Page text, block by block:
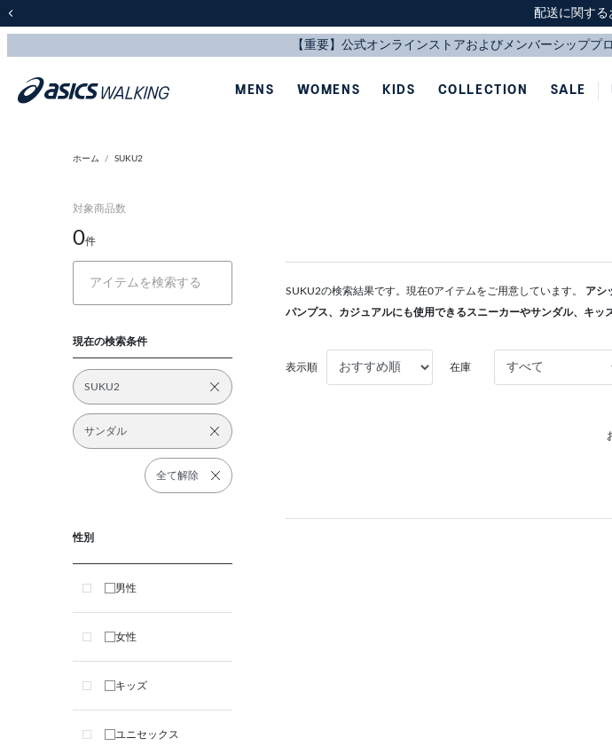
スクスク（SUKU2）
配送に関する
スクスク（SUKU2）
配送に関する
MENS WOMENS KIDS COLLECTION SALE
ホーム SUKU2
対象商品数
0件
現在の検索条件
SUKU2
サンダル
全て解除
性別
男性
女性
キッズ
ユニセックス
SUKU2の検索結果です。現在0アイテムをご用意しています。 アシ
パンプス、カジュアルにも使用できるスニーカーやサンダル、キッ
表示順 在庫